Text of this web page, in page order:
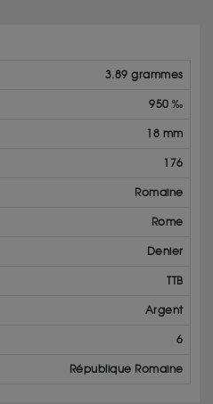
3.89 grammes
950 ‰
18 mm
176
Romaine
Rome
Denier
TTB
Argent
6
République Romaine